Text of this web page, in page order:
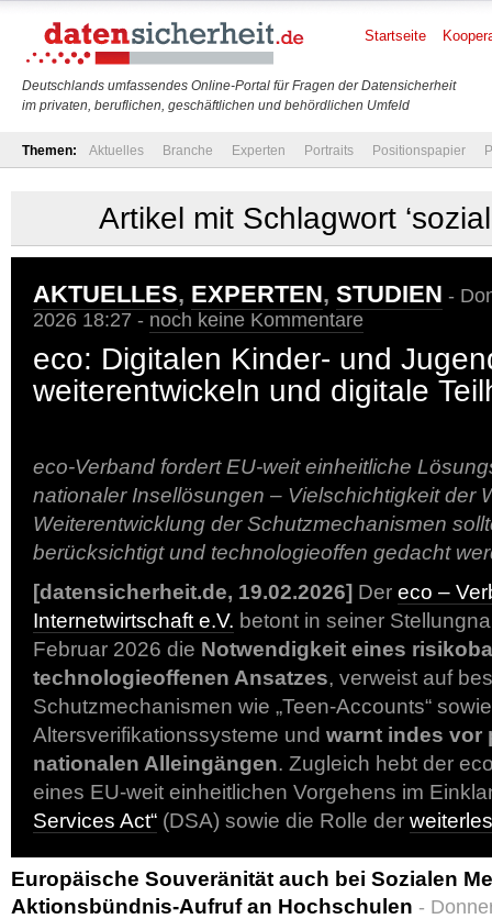
Deutschlands umfassendes Online-Portal für Fragen der Datensicherheit
im privaten, beruflichen, geschäftlichen und behördlichen Umfeld
Startseite
Themen: Aktuelles Branche Experten Portraits Positionspapier
Artikel mit Schlagwort
AKTUELLES, EXPERTEN, STUDIEN -
2026 18:27 - noch keine Kommentare
eco: Digitalen Kinder- und
weiterentwickeln und digitale
eco-Verband fordert EU-weit einheitliche
nationaler Insellösungen – Vielschichtigkeit der
Weiterentwicklung der Schutzmechanismen
berücksichtigt und technologieoffen gedacht
[datensicherheit.de, 19.02.2026] Der eco –
Internetwirtschaft e.V. betont in seiner
Februar 2026 die Notwendigkeit eines
technologieoffenen Ansatzes, verweist auf
Schutzmechanismen wie „Teen-Accounts“
Altersverifikationssysteme und warnt indes vor
nationalen Alleingängen. Zugleich hebt der
eines EU-weit einheitlichen Vorgehens im
Services Act“ (DSA) sowie die Rolle der
Europäische Souveränität auch bei Sozialen
Aktionsbündnis-Aufruf an Hochschulen -